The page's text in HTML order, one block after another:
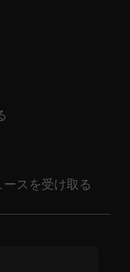
ースを受け取る